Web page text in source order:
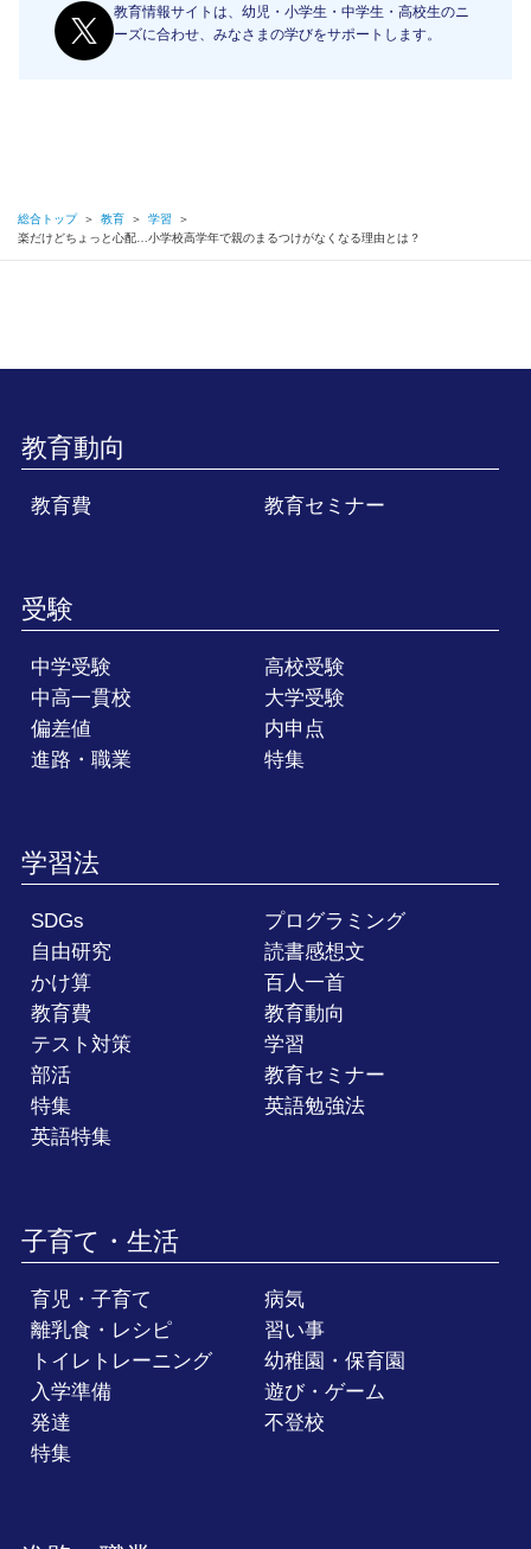
教育情報サイトは、幼児・小学生・中学生・高校生のニ
ーズに合わせ、みなさまの学びをサポートします。
総合トップ ＞ 教育 ＞ 学習
＞
楽だけどちょっと心配…小学校高学年で親のまるつけがなくなる理由とは？
教育動向
教育費 教育セミナー
受験
中学受験
高校受験
中高一貫校
大学受験
偏差値
内申点
進路・職業
特集
学習法
SDGs
プログラミング
自由研究
読書感想文
かけ算
百人一首
教育費
教育動向
テスト対策
学習
部活
教育セミナー
特集
英語勉強法
英語特集
子育て・生活
育児・子育て
病気
離乳食・レシピ
習い事
トイレトレーニング
幼稚園・保育園
入学準備
遊び・ゲーム
発達
不登校
特集